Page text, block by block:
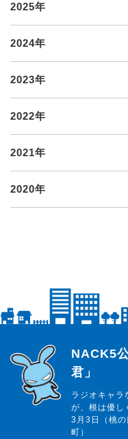
2025年
2024年
2023年
2022年
2021年
2020年
らじっと君
NACK5
君」
ラジオキャラ
が、根は優し
3月3日（桃
町）